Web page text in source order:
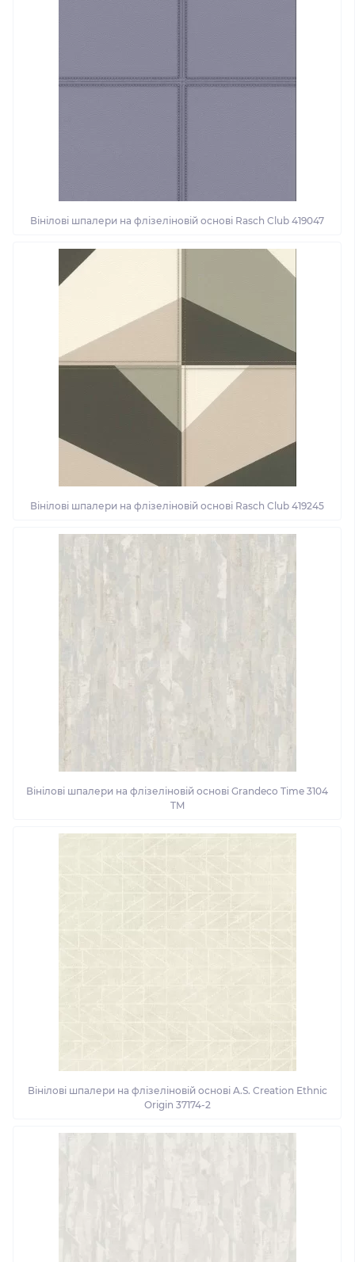
Вінілові шпалери на флізеліновій основі Rasch Club 419047
Вінілові шпалери на флізеліновій основі Rasch Club 419245
Вінілові шпалери на флізеліновій основі Grandeco Time 3104
TM
Вінілові шпалери на флізеліновій основі A.S. Creation Ethnic
Origin 37174-2